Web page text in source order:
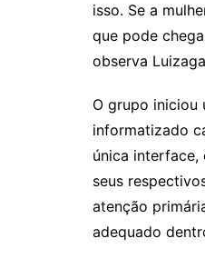
isso. Se a
que pode
observa
O grupo iniciou
informatizado
única interface,
seus
atenção
adequado